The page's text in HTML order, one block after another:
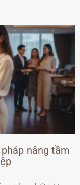
nâng tầm